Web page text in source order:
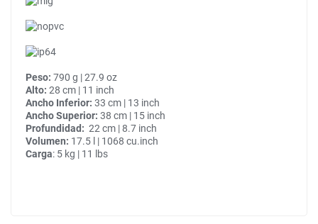
Peso: 790 g | 27.9 oz
Alto: 28 cm | 11 inch
Ancho Inferior: 33 cm | 13 inch
Ancho Superior: 38 cm | 15 inch
Profundidad: 22 cm | 8.7 inch
Volumen: 17.5 l | 1068 cu.inch
Carga: 5 kg | 11 lbs